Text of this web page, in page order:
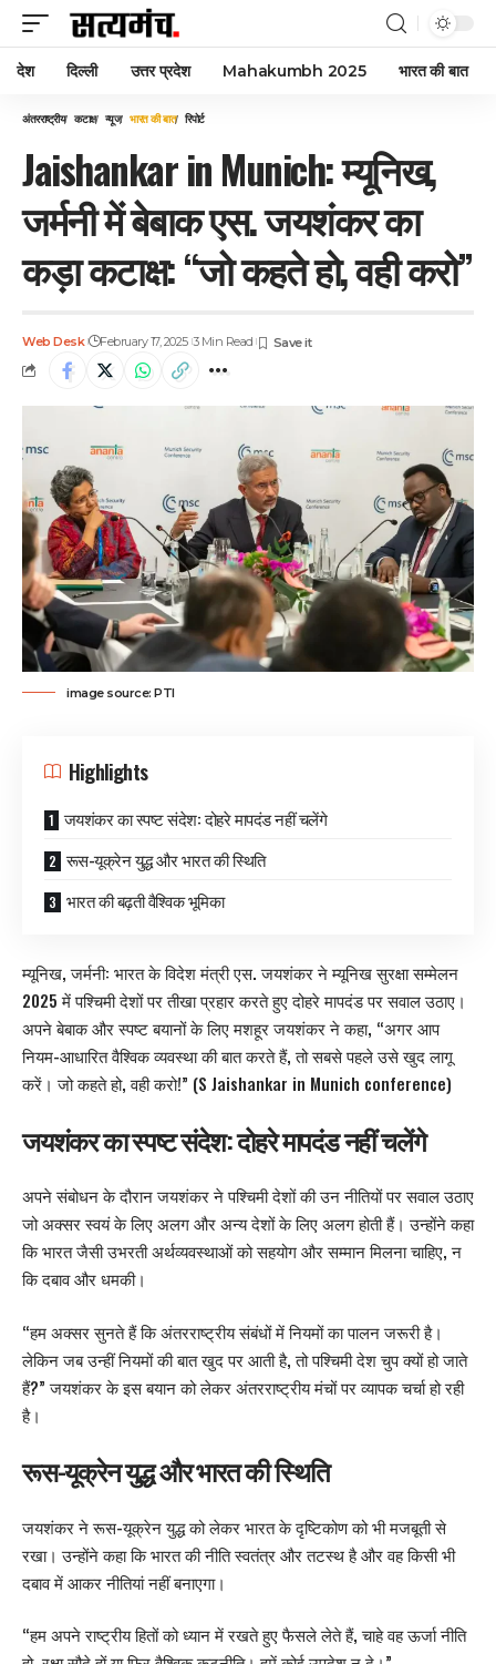
देश दिल्ली उत्तर प्रदेश Mahakumbh 2025 भारत की बात
अंतरराष्ट्रीय कटाक्ष न्यूज भारत की बात रिपोर्ट
Jaishankar in Munich: म्यूनिख,
जर्मनी में बेबाक एस. जयशंकर का
कड़ा कटाक्ष: “जो कहते हो, वही करो”
Web Desk February 17, 2025 3 Min Read
image source: PTI
Highlights
जयशंकर का स्पष्ट संदेश: दोहरे मापदंड नहीं चलेंगे
रूस-यूक्रेन युद्ध और भारत की स्थिति
भारत की बढ़ती वैश्विक भूमिका
म्यूनिख, जर्मनी: भारत के विदेश मंत्री एस. जयशंकर ने म्यूनिख सुरक्षा सम्मेलन
2025 में पश्चिमी देशों पर तीखा प्रहार करते हुए दोहरे मापदंड पर सवाल उठाए।
अपने बेबाक और स्पष्ट बयानों के लिए मशहूर जयशंकर ने कहा, “अगर आप
नियम-आधारित वैश्विक व्यवस्था की बात करते हैं, तो सबसे पहले उसे खुद लागू
करें। जो कहते हो, वही करो!” (S Jaishankar in Munich conference)
जयशंकर का स्पष्ट संदेश: दोहरे मापदंड नहीं चलेंगे
अपने संबोधन के दौरानजयशंकर ने पश्चिमी देशों की उन नीतियों पर सवाल उठाए
जो अक्सर स्वयं के लिए अलग और अन्य देशों के लिए अलग होती हैं। उन्होंने कहा
कि भारत जैसी उभरती अर्थव्यवस्थाओं को सहयोग और सम्मान मिलना चाहिए, न
कि दबाव और धमकी।
“हम अक्सर सुनते हैं कि अंतरराष्ट्रीय संबंधों में नियमों का पालन जरूरी है।
लेकिन जब उन्हीं नियमों की बात खुद पर आती है, तो पश्चिमी देश चुप क्यों हो जाते
हैं?” जयशंकर के इस बयान को लेकर अंतरराष्ट्रीय मंचों पर व्यापक चर्चा हो रही
है।
रूस-यूक्रेन युद्ध और भारत की स्थिति
जयशंकर ने रूस-यूक्रेन युद्ध को लेकर भारत के दृष्टिकोण को भी मजबूती से
रखा। उन्होंने कहा कि भारत की नीति स्वतंत्र और तटस्थ है और वह किसी भी
दबाव में आकर नीतियां नहीं बनाएगा।
“हम अपने राष्ट्रीय हितों को ध्यान में रखते हुए फैसले लेते हैं, चाहे वह ऊर्जा नीति